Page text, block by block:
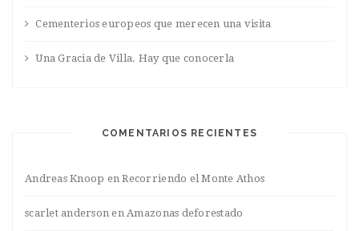
Cementerios europeos que merecen una visita
Una Gracia de Villa. Hay que conocerla
COMENTARIOS RECIENTES
Andreas Knoop enRecorriendo el Monte Athos
scarlet anderson enAmazonas deforestado